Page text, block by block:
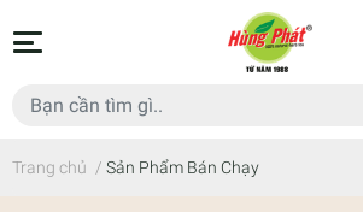
Trang chủ / Sản Phẩm Bán Chạy